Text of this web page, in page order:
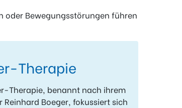
oder Bewegungsstörungen führen
Therapie
Therapie, benannt nach ihrem
Reinhard Boeger, fokussiert sich